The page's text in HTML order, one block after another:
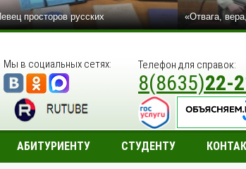
просторов русских «Отвага,
Мы в социальных сетях: Телефон для справок:
8(8635)22-
АБИТУРИЕНТУ СТУДЕНТУ